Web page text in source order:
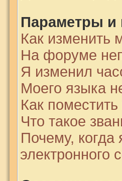
Параметры и
Как изменить
На форуме
Я изменил
Моего языка
Как
Что такое
Почему,
электронного